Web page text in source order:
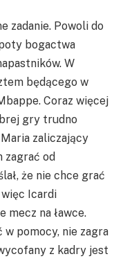
zadanie. Powoli do
bogactwa
W
będącego w
. Coraz więcej
gry trudno
Maria zaliczający
zagrać od
że nie chce grać
Icardi
mecz na ławce.
pomocy, nie zagra
z kadry jest